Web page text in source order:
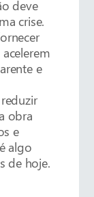
deve
crise.
e
obra
e
algo
de hoje.